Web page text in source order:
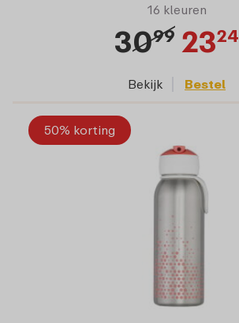
16 kleuren
3099 2324
Bekijk Bestel
50% korting